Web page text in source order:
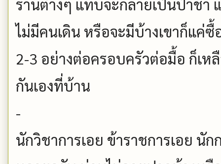
ร้านต่างๆ แทบจะกลายเป็นป่าช้า
ไม่มีคนเดิน หรือจะมีบ้างเขาก็แค่
2-3 อย่างต่อครอบครัวต่อมื้อ ก็เห
กันเองที่บ้าน
-
นักวิชาการเอย ข้าราชการเอย นั